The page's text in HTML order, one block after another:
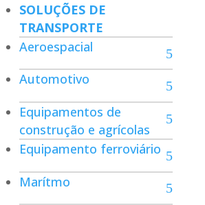
SOLUÇÕES DE
TRANSPORTE
Aeroespacial
Automotivo
Equipamentos de
construção e agrícolas
Equipamento ferroviário
Marítmo